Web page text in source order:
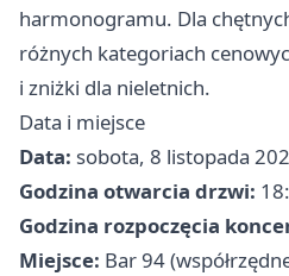
harmonogramu. Dla
różnych kategoriach
i zniżki dla nieletnich.
Data i miejsce
Data: sobota, 8 listopada
Godzina otwarcia drzwi:
Godzina rozpoczęcia
Miejsce: Bar 94